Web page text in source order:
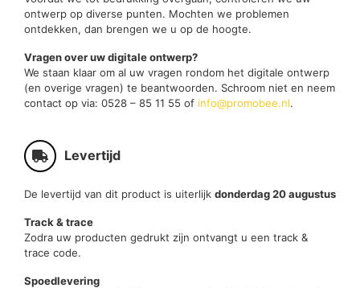
ontwerp op diverse punten. Mochten we problemen
ontdekken, dan brengen we u op de hoogte.
Vragen over uw digitale ontwerp?
We staan klaar om al uw vragen rondom het digitale ontwerp
(en overige vragen) te beantwoorden. Schroom niet en neem
contact op via: 0528 – 85 11 55 of info@promobee.nl.
Levertijd
De levertijd van dit product is uiterlijk donderdag 20 augustus
Track & trace
Zodra uw producten gedrukt zijn ontvangt u een track &
trace code.
Spoedlevering